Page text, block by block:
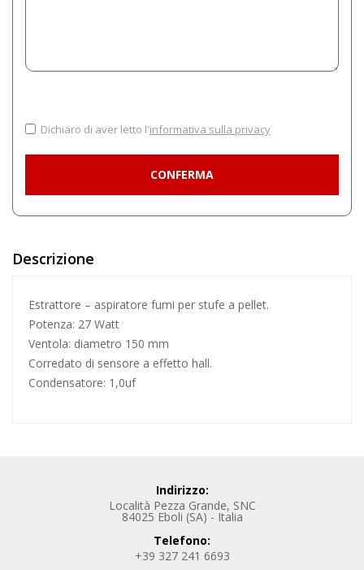
Dichiaro di aver letto l'informativa sulla privacy
Descrizione
Estrattore – aspiratore fumi per stufe a pellet.
Potenza: 27 Watt
Ventola: diametro 150 mm
Corredato di sensore a effetto hall.
Condensatore: 1,0uf
Indirizzo:
Località Pezza Grande, SNC
84025 Eboli (SA) - Italia
Telefono:
+39 327 241 6693